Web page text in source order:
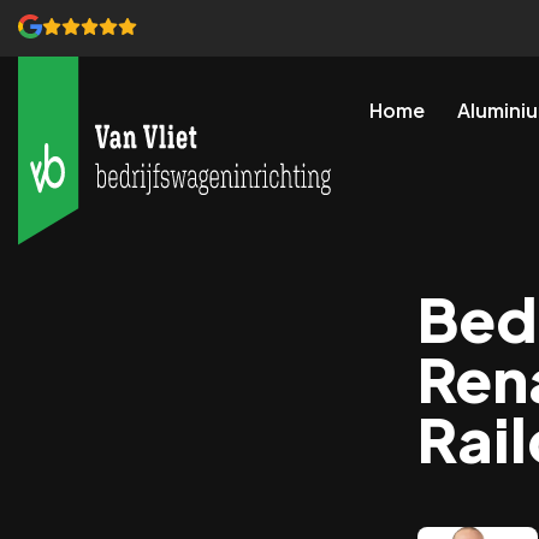
Home
Wand- & ladekasten
Wandbetimmering & vloerplaten
Stroomvoorziening
Accu’s onderweg kunnen opladen
Laadruimte verwarming
Daktransport imperiaal